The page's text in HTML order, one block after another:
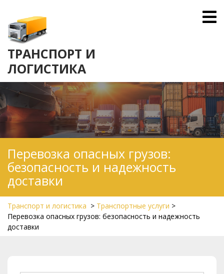
content
ТРАНСПОРТ И
ЛОГИСТИКА
Перевозка опасных грузов:
безопасность и надежность
доставки
Транспорт и логистика > Транспортные услуги >
Перевозка опасных грузов: безопасность и надежность
доставки